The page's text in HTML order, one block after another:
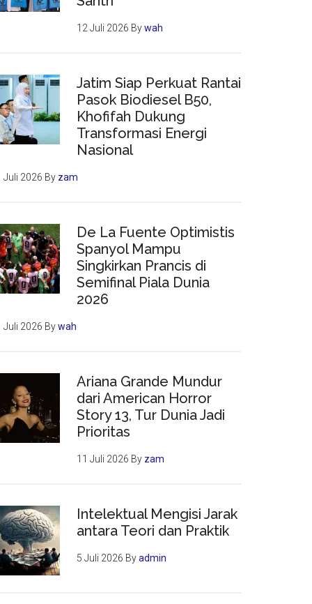
12 Juli 2026 Bywah
Jatim Siap Perkuat Rantai
Pasok Biodiesel B50,
Khofifah Dukung
Transformasi Energi
Nasional
Juli 2026 By zam
De La Fuente Optimistis
Spanyol Mampu
Singkirkan Prancis di
Semifinal Piala Dunia
2026
Juli 2026 Bywah
Ariana Grande Mundur
dari American Horror
Story 13, Tur Dunia Jadi
Prioritas
11 Juli 2026 By zam
Intelektual Mengisi Jarak
antara Teori dan Praktik
5 Juli 2026 Byadmin